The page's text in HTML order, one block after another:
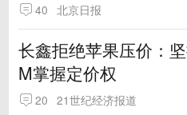
40 北京日报
长鑫拒绝苹果压价：
M掌握定价权
20 21世纪经济报道